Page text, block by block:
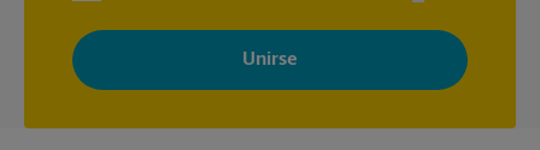
Al registrarse, acepta recibir correos electrónicos de The UPS
Store con noticias, ofertas especiales, promociones y mensajes
adaptados a sus intereses. Puede darse de baja en cualquier
momento. Para más información, consulte nuestra política de